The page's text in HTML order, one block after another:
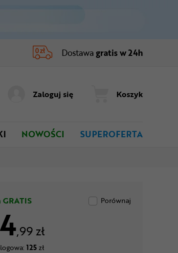
Dostawa gratis w 24h
Zaloguj się Koszyk
NOWOŚCI SUPEROFERTA
Porównaj
,99 zł
125zł